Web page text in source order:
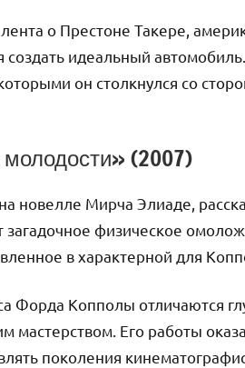
о Престоне Такере,
создать идеальный
он столкнулся со
(2007)
новелле Мирча Элиаде,
загадочное физическое
в характерной для
Форда Копполы отличаются
мастерством. Его работы
поколения